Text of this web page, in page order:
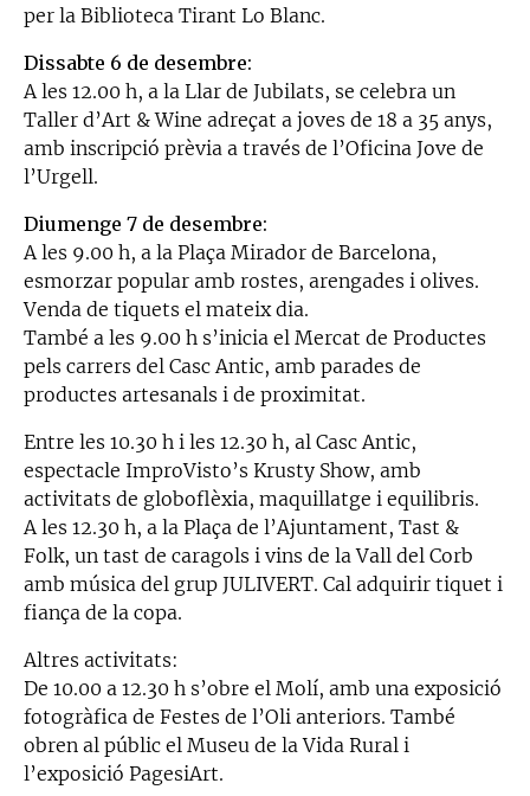
per la Biblioteca Tirant Lo Blanc.
Dissabte 6 de desembre:
A les 12.00 h, a la Llar de Jubilats, se celebra un
Taller d’Art & Wine adreçat a joves de 18 a 35 anys,
amb inscripció prèvia a través de l’Oficina Jove de
l’Urgell.
Diumenge 7 de desembre:
A les 9.00 h, a la Plaça Mirador de Barcelona,
esmorzar popular amb rostes, arengades i olives.
Venda de tiquets el mateix dia.
També a les 9.00 h s’inicia el Mercat de Productes
pels carrers del Casc Antic, amb parades de
productes artesanals i de proximitat.
Entre les 10.30 h i les 12.30 h, al Casc Antic,
espectacle ImproVisto’s Krusty Show, amb
activitats de globoflèxia, maquillatge i equilibris.
A les 12.30 h, a la Plaça de l’Ajuntament, Tast &
Folk, un tast de caragols i vins de la Vall del Corb
amb música del grup JULIVERT. Cal adquirir tiquet i
fiança de la copa.
Altres activitats:
De 10.00 a 12.30 h s’obre el Molí, amb una exposició
fotogràfica de Festes de l’Oli anteriors. També
obren al públic el Museu de la Vida Rural i
l’exposició PagesiArt.